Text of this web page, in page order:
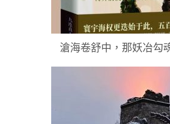
滄海卷舒中，那妖冶勾